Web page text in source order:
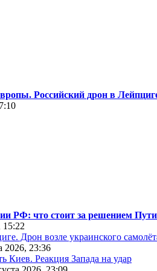
Российский дрон в
РФ: что стоит за решением
Дрон возле украинского
2026, 23:36
Киев. Реакция Запада на удар